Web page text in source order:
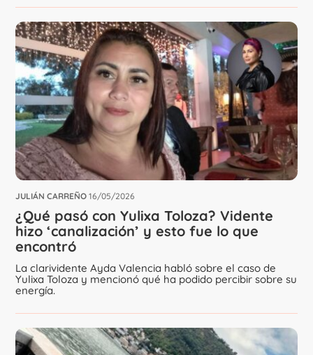
JULIÁN CARREÑO 16/05/2026
¿Qué pasó con Yulixa Toloza? Vidente
hizo ‘canalización’ y esto fue lo que
encontró
La clarividente Ayda Valencia habló sobre el caso de
Yulixa Toloza y mencionó qué ha podido percibir sobre su
energía.